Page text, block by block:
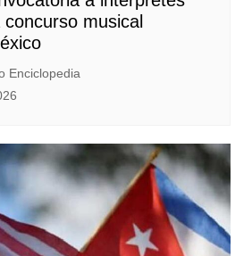
musical
Enciclopedia